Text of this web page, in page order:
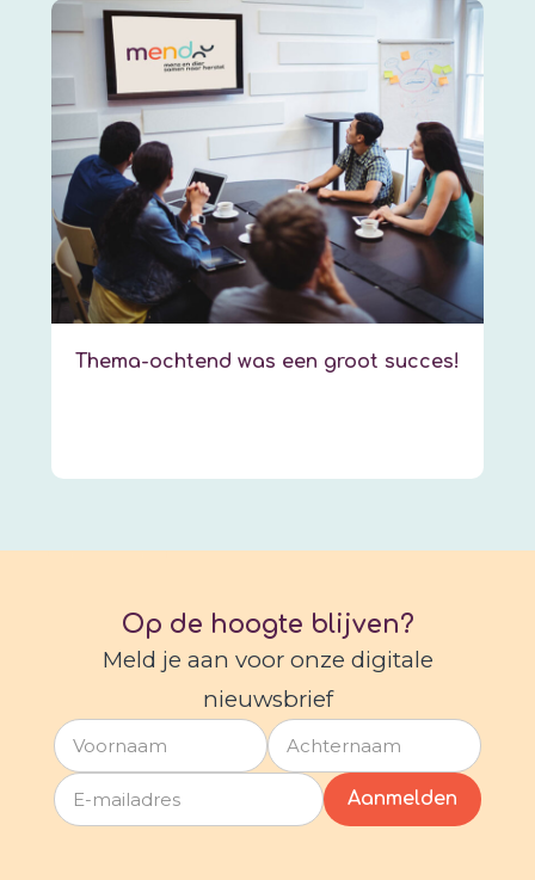
Thema-ochtend was een groot succes!
Op de hoogte blijven?
Meld je aan voor onze digitale
nieuwsbrief